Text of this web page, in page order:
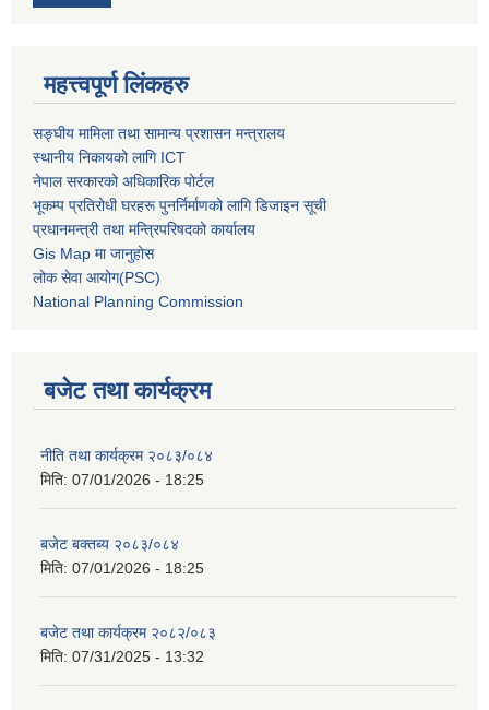
महत्त्वपूर्ण लिंकहरु
सङ्घीय मामिला तथा सामान्य प्रशासन मन्त्रालय
स्थानीय निकायको लागि ICT
नेपाल सरकारको अधिकारिक पोर्टल
भूकम्प प्रतिरोधी घरहरू पुनर्निर्माणको लागि डिजाइन सूची
प्रधानमन्त्री तथा मन्त्रिपरिषदको कार्यालय
Gis Map मा जानुहोस
लोक सेवा आयोग(PSC)
National Planning Commission
बजेट तथा कार्यक्रम
नीति तथा कार्यक्रम २०८३/०८४
मिति: 07/01/2026 - 18:25
बजेट बक्तब्य २०८३/०८४
मिति: 07/01/2026 - 18:25
बजेट तथा कार्यक्रम २०८२/०८३
मिति: 07/31/2025 - 13:32